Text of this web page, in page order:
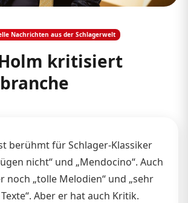
Nachrichten aus der Schlagerwelt
kritisiert
berühmt für Schlager-Klassiker
nicht“ und „Mendocino“. Auch
noch „tolle Melodien“ und „sehr
Aber er hat auch Kritik.